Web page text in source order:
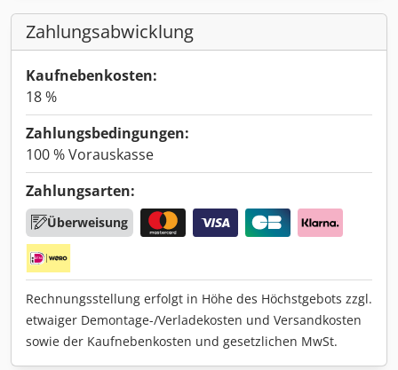
Zahlungsabwicklung
Kaufnebenkosten:
18 %
Zahlungsbedingungen:
100 % Vorauskasse
Zahlungsarten:
Überweisung
Rechnungsstellung erfolgt in Höhe des Höchstgebots zzgl.
etwaiger Demontage-/Verladekosten und Versandkosten
sowie der Kaufnebenkosten und gesetzlichen MwSt.